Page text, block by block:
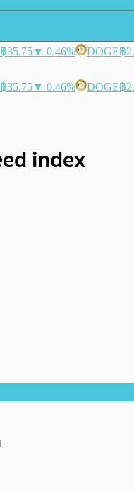
฿35.75▼ 0.46% DOGE฿
฿35.75▼ 0.46% DOGE฿
index